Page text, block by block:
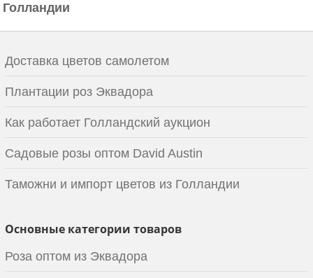
Голландии
Доставка цветов самолетом
Плантации роз Эквадора
Как работает Голландский аукцион
Садовые розы оптом David Austin
Таможни и импорт цветов из Голландии
Основные категории товаров
Роза оптом из Эквадора